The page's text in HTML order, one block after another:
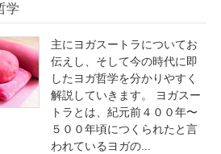
学
主にヨガスートラについてお
伝えし、そして今の時代に即
したヨガ哲学を分かりやすく
解説していきます。 ヨガスー
トラとは、紀元前４００年〜
５００年頃につくられたと言
われているヨガの...